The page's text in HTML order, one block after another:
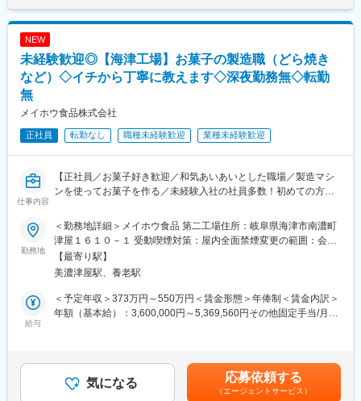
※製品開発部全体で毎年2000件ほどの製品を試作し、そのうち400
間は平均半年ほどかかります。中には2年ほどかけて開発するとき
もあります。
・入社後は担当製品のチームに配属され、担当教官が専任の指導
者となり、OJTを通して学んでいきます。製剤の知識、処方の組
とからスタート。原料ひとつひとつに触れ、実務を体感しながら
業務を覚えていってもらいます。
・約1年後には、ゼロから試作までひとりで担当できるように育成
します。
■魅力ポイント：
・当社が手掛ける製品は、身近なドラッグストアなどにて販売さ
れている製品もあります。自分が担当した製品が、店頭に並んで
■当社がお客様から選ばれる理由：
直近、試作数や製品化された数は過去最高実績を更新しておりま
当賃金はあくまでも目安の金額であり、選考を通じて上下する可
能性があります。月給(月額)は固定手当を含めた表記です。
NEW
未経験歓迎◎【海津工場】お菓子の製造職（どら焼き
など）◇イチから丁寧に教えます◇深夜勤務無◇転勤
無
メイホウ食品株式会社
正社員 転勤なし 職種未経験歓迎 業種未経験歓迎
仕事内容
【正社員／お菓子好き歓迎／和気あいあいとした職場／製造マシ
ンを使ってお菓子を作る／未経験入社の社員多数！初めての方も
◎未経験から食品の製造職にチャレンジ可能
◎休憩中のコミュニケーションも多い
■業務内容
食品（菓子）の製造をお任せいたします。
入社後はどら焼き･饅頭などをつくる【菓子部門】への配属とな
り、現場で製造マシンの操作方法、あんこ作り、生地作り、包
作業となります。
■商品情報
勤務地
＜勤務地詳細＞メイホウ食品 第二工場住所：岐阜県海津市南濃町
津屋１６１０－１ 受動喫煙対策：屋内全面禁煙変更の範囲：会社
の定める事業所
【最寄り駅】
美濃津屋駅、養老駅
給与
＜予定年収＞373万円～550万円＜賃金形態＞年俸制＜賃金内訳＞
年額（基本給）：3,600,000円～5,369,560円その他固定手当/月：
目安の金額であり、選考を通じて上下する可能性があります。月
給(月額)は固定手当を含めた表記です。
気になる 応募依頼する
（エージェントサービス）